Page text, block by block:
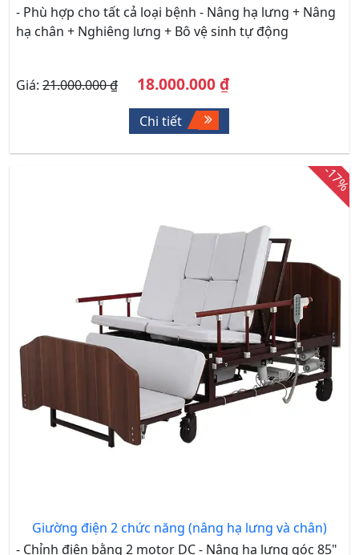
- Phù hợp cho tất cả loại bệnh - Nâng hạ lưng + Nâng
hạ chân + Nghiêng lưng + Bô vệ sinh tự động
Giá: 21.000.000 ₫ 18.000.000 ₫
Chi tiết
-17%
Giường điện 2 chức năng (nâng hạ lưng và chân)
- Chỉnh điện bằng 2 motor DC - Nâng hạ lưng góc 85"